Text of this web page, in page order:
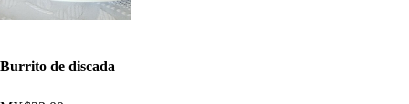
Burrito de discada